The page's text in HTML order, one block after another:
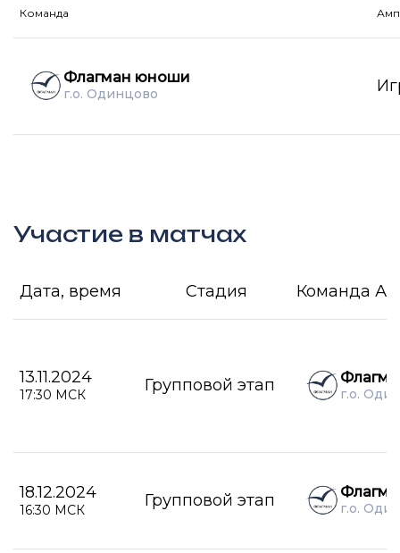
Команда
Флагман юноши
г.о. Одинцово
Участие в матчах
Дата, время Стадия Команда А
13.11.2024
17:30 МСК Групповой этап г.о.
18.12.2024
16:30 МСК Групповой этап г.о.